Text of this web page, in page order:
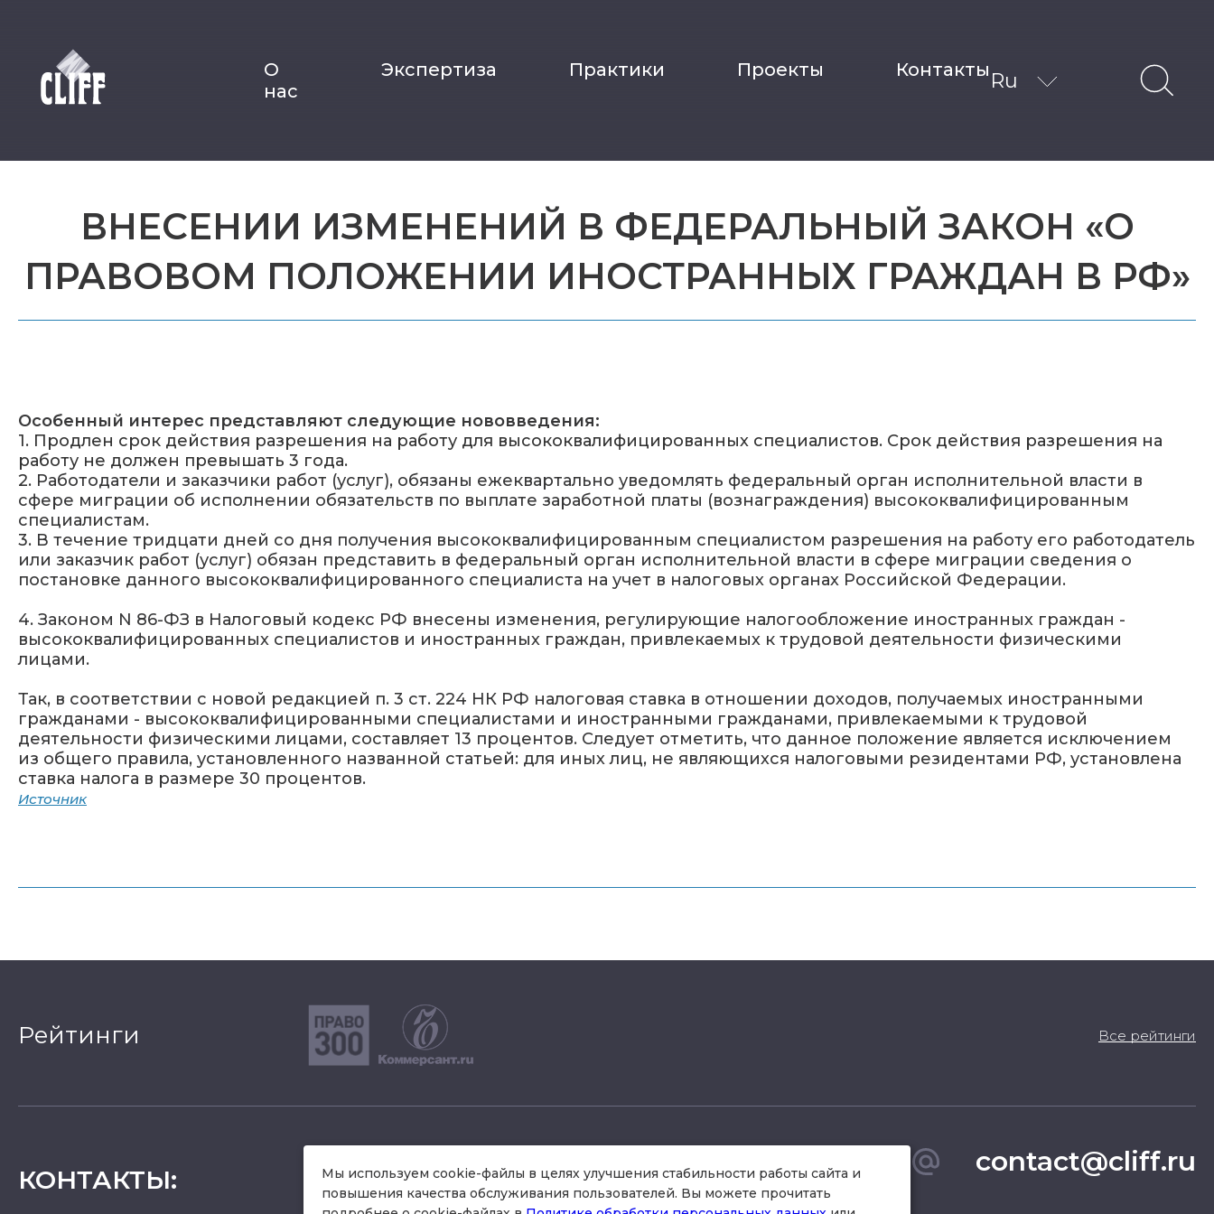
О
нас
Экспертиза Практики Проекты Контакты Ru
ВНЕСЕНИИ ИЗМЕНЕНИЙ В ФЕДЕРАЛЬНЫЙ ЗАКОН «О
ПРАВОВОМ ПОЛОЖЕНИИ ИНОСТРАННЫХ ГРАЖДАН В РФ»
Особенный интерес представляют следующие нововведения:
1. Продлен срок действия разрешения на работу для высококвалифицированных специалистов. Срок действия разрешения на
работу не должен превышать 3 года.
2. Работодатели и заказчики работ (услуг), обязаны ежеквартально уведомлять федеральный орган исполнительной власти в
сфере миграции об исполнении обязательств по выплате заработной платы (вознаграждения) высококвалифицированным
специалистам.
3. В течение тридцати дней со дня получения высококвалифицированным специалистом разрешения на работу его работодатель
или заказчик работ (услуг) обязан представить в федеральный орган исполнительной власти в сфере миграции сведения о
постановке данного высококвалифицированного специалиста на учет в налоговых органах Российской Федерации.
4. Законом N 86-ФЗ в Налоговый кодекс РФ внесены изменения, регулирующие налогообложение иностранных граждан -
высококвалифицированных специалистов и иностранных граждан, привлекаемых к трудовой деятельности физическими
лицами.
Так, в соответствии с новой редакцией п. 3 ст. 224 НК РФ налоговая ставка в отношении доходов, получаемых иностранными
гражданами - высококвалифицированными специалистами и иностранными гражданами, привлекаемыми к трудовой
деятельности физическими лицами, составляет 13 процентов. Следует отметить, что данное положение является исключением
из общего правила, установленного названной статьей: для иных лиц, не являющихся налоговыми резидентами РФ, установлена
ставка налога в размере 30 процентов.
Источник
Рейтинги Все рейтинги
КОНТАКТЫ: +7 495 504 34 61
contact@cliff.ru
Мы используем cookie-файлы в целях улучшения стабильности работы сайта и
повышения качества обслуживания пользователей. Вы можете прочитать